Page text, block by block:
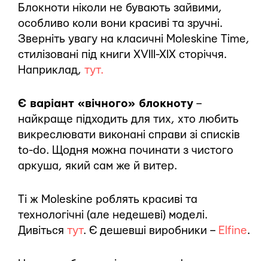
Блокноти ніколи не бувають зайвими,
особливо коли вони красиві та зручні.
Зверніть увагу на класичні Moleskine Time,
стилізовані під книги XVIII-XIX сторіччя.
Наприклад, тут.
Є варіант «вічного» блокноту –
найкраще підходить для тих, хто любить
викреслювати виконані справи зі списків
to-do. Щодня можна починати з чистого
аркуша, який сам же й витер.
Ті ж Moleskine роблять красиві та
технологічні (але недешеві) моделі.
Дивіться тут. Є дешевші виробники – Elfine.